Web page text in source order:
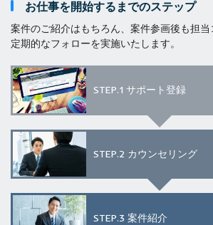
お仕事を開始するまでのステップ
案件のご紹介はもちろん、案件参画後も担当
定期的なフォローを実施いたします。
STEP.1 サポート登録
STEP.2 カウンセリング
STEP.3 案件紹介